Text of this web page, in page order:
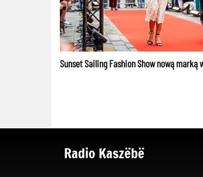
Sunset Sailing Fashion Show nową marką
Radio Kaszëbë